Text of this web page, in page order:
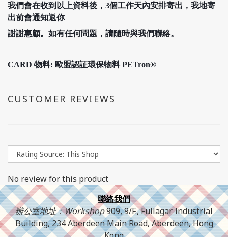
我們會在收到以上資料後， 3個工作天內安排寄出，我地寄
出前會通知返你
謝謝惠顧。如有任何問題，請隨時與我們聯絡。
CARD 物料: 歐盟認証環保物料 PETron®
CUSTOMER REVIEWS
No review for this product
聯絡我們
辦公室地址：Workshop909, 9/F., Fullagar Industrial
Building, 234 Aberdeen Main Road, Aberdeen, Hong